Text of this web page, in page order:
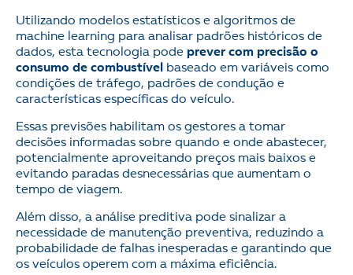
Utilizando modelos estatísticos e algoritmos de
machine learning para analisar padrões históricos de
dados, esta tecnologia pode prever com precisão o
consumo de combustível
baseado em variáveis como
condições de tráfego, padrões de condução e
características específicas do veículo.
Essas previsões habilitam os gestores a tomar
decisões informadas sobre quando e onde abastecer,
potencialmente aproveitando preços mais baixos e
evitando paradas desnecessárias que aumentam o
tempo de viagem.
Além disso, a análise preditiva pode sinalizar a
necessidade de manutenção preventiva, reduzindo a
probabilidade de falhas inesperadas e garantindo que
os veículos operem com a máxima eficiência.